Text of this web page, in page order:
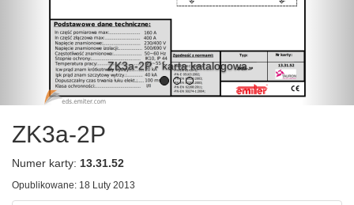
ZK3a-2P - karta katalogowa
ZK3a-2P
Numer karty: 13.31.52
Opublikowane: 18 Luty 2013